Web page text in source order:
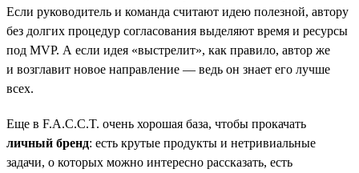
Если руководитель и команда считают идею полезной, автору
без долгих процедур согласования выделяют время и ресурсы
под MVP. А если идея «выстрелит», как правило, автор же
и возглавит новое направление — ведь он знает его лучше
всех.
Еще в F.A.C.C.T. очень хорошая база, чтобы прокачать
личный бренд: есть крутые продукты и нетривиальные
задачи, о которых можно интересно рассказать, есть